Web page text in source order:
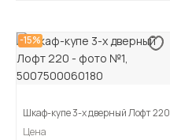
-15%
Шкаф-купе 3-х дверный Лофт 220
Цена